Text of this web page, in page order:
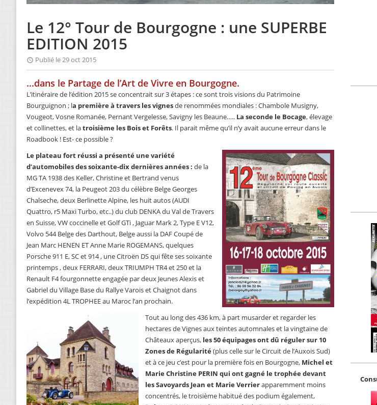
Le 12° Tour de Bourgogne : une SUPERBE
EDITION 2015
Publié le 29 oct 2015
...dans le Partage de l’Art de Vivre en Bourgogne.
L’itinéraire de l’édition 2015 se concentrait sur 3 étapes : ce sont trois visions du Patrimoine
Bourguignon ; la première à travers les vignesde renommées mondiales : Chambole Musigny,
Vougeot, Vosne Romanée, Pernant Vergelesse, Savigny les Beaune….. La seconde le Bocage, élevage
et collinettes, et latroisième les Bois et Forêts. Il parait même qu’il n’y avait aucune erreur dans le
Roadbook ! Est- ce possible ?
Le plateau fort réussi a présenté une variété
d’automobiles des soixante-dix dernières années : de la
MG TA 1938 des Keller, Christine et Bertrand venus
d’Excenevex 74, la Peugeot 203 du célèbre Belge Georges
Chalseche, deux Berlinette Alpine, les huit autos (AUDI
Quattro, r5 Maxi Turbo, etc..) du club DENKA du Val de Travers
en Suisse, VW coccinelle et Golf GTi , Jaguar Mark 2, Type E V12,
Volvo 544 Belge des Darthout, Belge aussi la DAF Coupé de
Jean Marc HENEN ET Anne Marie ROGEMANS, quelques
Porsche 911 E, SC et 914 , une Citroën DS qui fête ses soixante
printemps , deux FERRARI, deux TRIUMPH TR4 et 250 et la
Renault F4 fourgonnette engagée par deux Jeunes Alexis et
Gabriel du Village Base du Rallye Varois et Chaignot dans
l’expédition 4L TROPHEE au Maroc l’an prochain.
Tout au long des 436 km, à part musarder et regarder les
hectares de Vignes aux teintes automnales et la vingtaine de
Châteaux aperçus, les 50 équipages ont dû réguler sur 10
Zones de Régularité(plus celle sur le Circuit de l’Auxois Sud)
et à ce jeu c’est pour la première fois en Bourgogne, Michel et
Marie Christine PERIN qui ont gagné le trophée devant
les Savoyards Jean et Marie Verrierapparemment moins
concentrés, le troisième habitué des podium également,